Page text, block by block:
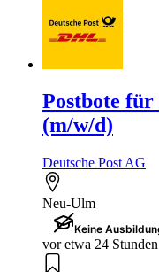
Postbote
(m/w/d)
Deutsche Post AG
Neu-Ulm
Keine
vor etwa 24 Stunden